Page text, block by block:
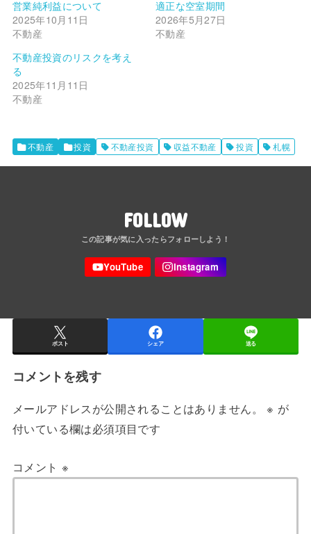
営業純利益について
2025年10月11日
不動産
適正な空室期間
2026年5月27日
不動産
不動産投資のリスクを考え
る
2025年11月11日
不動産
不動産 投資 不動産投資 収益不動産 投資 札幌
FOLLOW
ポスト シェア 送る
コメントを残す
メールアドレスが公開されることはありません。 ※ が
付いている欄は必須項目です
コメント ※